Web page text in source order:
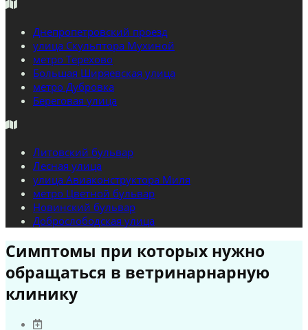
Днепропетровский проезд
улица Скульптора Мухиной
метро Терехово
Большая Ширяевская улица
метро Дубровка
Береговая улица
Литовский бульвар
Лесная улица
улица Авиаконструктора Миля
метро Цветной бульвар
Новинский бульвар
Доброслободская улица
Симптомы при которых нужно
обращаться в ветринарнарную
клинику